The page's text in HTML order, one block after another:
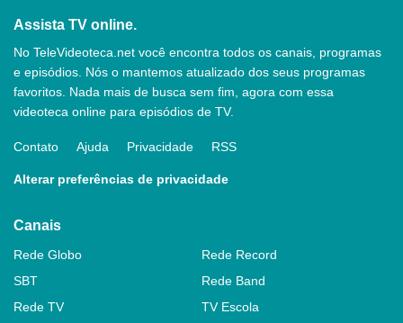
Assista TV online.
No TeleVideoteca.net você encontra todos os canais, programas
e episódios. Nós o mantemos atualizado dos seus programas
favoritos. Nada mais de busca sem fim, agora com essa
videoteca online para episódios de TV.
Contato Ajuda Privacidade RSS
Alterar preferências de privacidade
Canais
Rede Globo
Rede Record
SBT
Rede Band
Rede TV
TV Escola